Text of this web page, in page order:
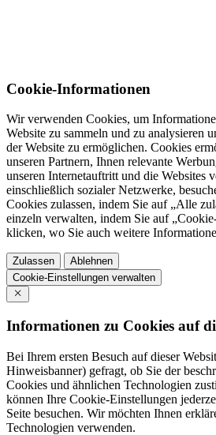
Cookie-Informationen
Wir verwenden Cookies, um
Website zu sammeln und zu analysieren
der Website zu ermöglichen. Cookies
unseren Partnern, Ihnen relevante
unseren Internetauftritt und die Websites
einschließlich sozialer Netzwerke,
Cookies zulassen, indem Sie auf „Alle
einzeln verwalten, indem Sie auf
klicken, wo Sie auch weitere
Zulassen
Ablehnen
Cookie-Einstellungen verwalten
Informationen zu Cookies auf
Bei Ihrem ersten Besuch auf dieser
Hinweisbanner) gefragt, ob Sie der
Cookies und ähnlichen Technologien
können Ihre Cookie-Einstellungen
Seite besuchen. Wir möchten Ihnen
Technologien verwenden.